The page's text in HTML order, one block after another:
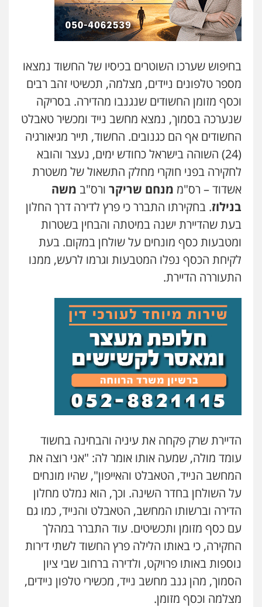
בחיפוש שערכו השוטרים בכיסיו של החשוד נמצאו
מספר טלפונים ניידים, מצלמה, תכשיטי זהב רבים
וכסף מזומן החשודים שנגנבו מהדירה. בסריקה
שנערכה בסמוך, נמצא מחשב נייד ומכשיר טאבלט
החשודים אף הם כגנובים. החשוד, תייר מגיאורגיה
(24) השוהה בישראל כחודש ימים, נעצר והובא
לחקירה בפני חוקרי מחלק התשאול של משטרת
אשדוד – רס"מ מנחם שריקר ורס"ב משה
בנילוז. בחקירתו התברר כי פרץ לדירה דרך החלון
בעת שהדיירת ישנה במיטתה והבחין בשטרות
ומטבעות כסף מונחים על שולחן במקום. בעת
לקיחת הכסף נפלו המטבעות וגרמו לרעש, ממנו
התעוררה הדיירת.
הדיירת שרק פקחה את עיניה והבחינה בחשוד
עומד מולה, שמעה אותו אומר לה: "אני רוצה את
המחשב הנייד, הטאבלט והאייפון", שהיו מונחים
על השולחן בחדר השינה. וכך, הוא נמלט מחלון
הדירה וברשותו המחשב, הטאבלט והנייד, כמו גם
עם כסף מזומן ותכשיטים. עוד התברר במהלך
החקירה, כי באותו הלילה פרץ החשוד לשתי דירות
נוספות באותו פרויקט, ולדירה ברחוב שבי ציון
הסמוך, מהן גנב מחשב נייד, מכשירי טלפון ניידים,
מצלמה וכסף מזומן.